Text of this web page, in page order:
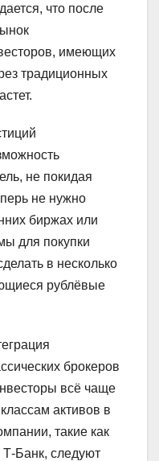
что после
имеющих
традиционных
не покидая
не нужно
биржах или
для покупки
в несколько
рублёвые
брокеров
всё чаще
активов в
такие как
Банк, следуют